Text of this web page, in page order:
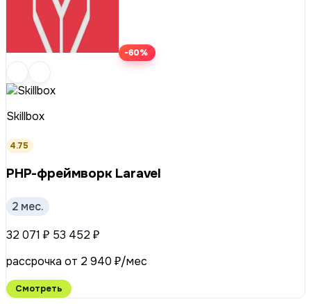
-60%
Skillbox
4.75
PHP-фреймворк Laravel
2 мес.
32 071 ₽ 53 452 ₽
рассрочка от 2 940 ₽/мес
Смотреть